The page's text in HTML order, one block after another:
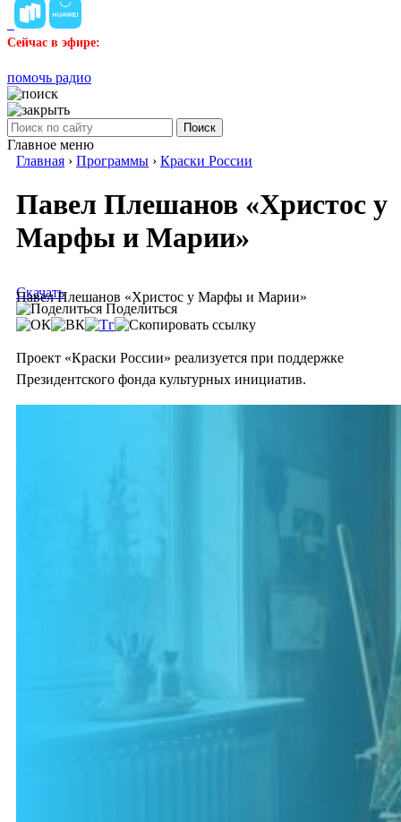
Сейчас в эфире:
помочь радио
Поиск
Главное меню
Главная › Программы › Краски России
Павел Плешанов «Христос у
Марфы и Марии»
Павел Плешанов «Христос у Марфы и Марии»
Скачать
Поделиться
Проект «Краски России» реализуется при поддержке
Президентского фонда культурных инициатив.